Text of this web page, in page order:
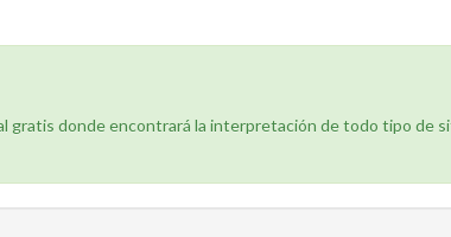
donde encontrará la interpretación de todo tipo de